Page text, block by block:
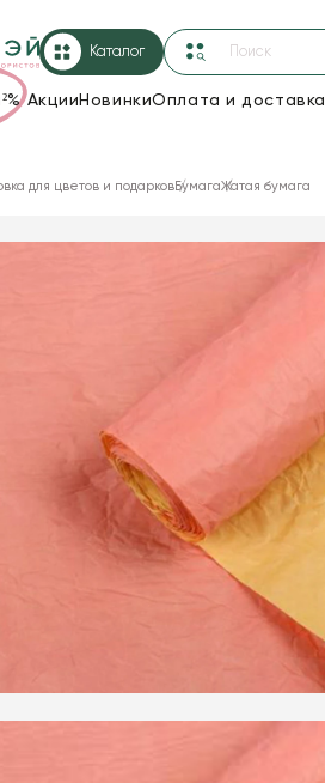
Каталог
%Акции НовинкиОплата и доставка
изделия
и растения
для цветов и подарковБумагаЖатая бумага